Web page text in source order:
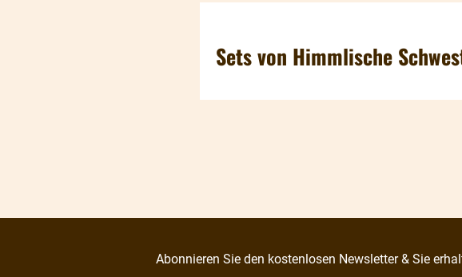
Sets von Himmlische
Abonnieren Sie den kostenlosen Newsletter & Sie